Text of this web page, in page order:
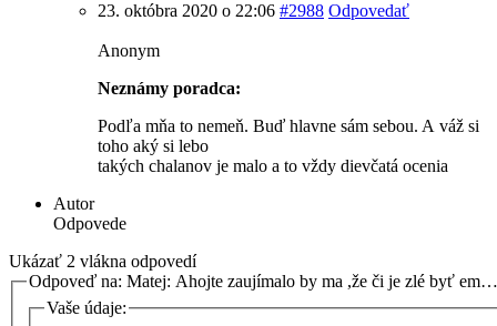
23. októbra 2020 o 22:06 #2988 Odpovedať
Anonym
Neznámy poradca:
Podľa mňa to nemeň. Buď hlavne sám sebou. A váž si
toho aký si lebo
takých chalanov je malo a to vždy dievčatá ocenia
Autor
Odpovede
Ukázať 2 vlákna odpovedí
Odpoveď na: Matej: Ahojte zaujímalo by ma ,že či je zlé byť em…
Vaše údaje: